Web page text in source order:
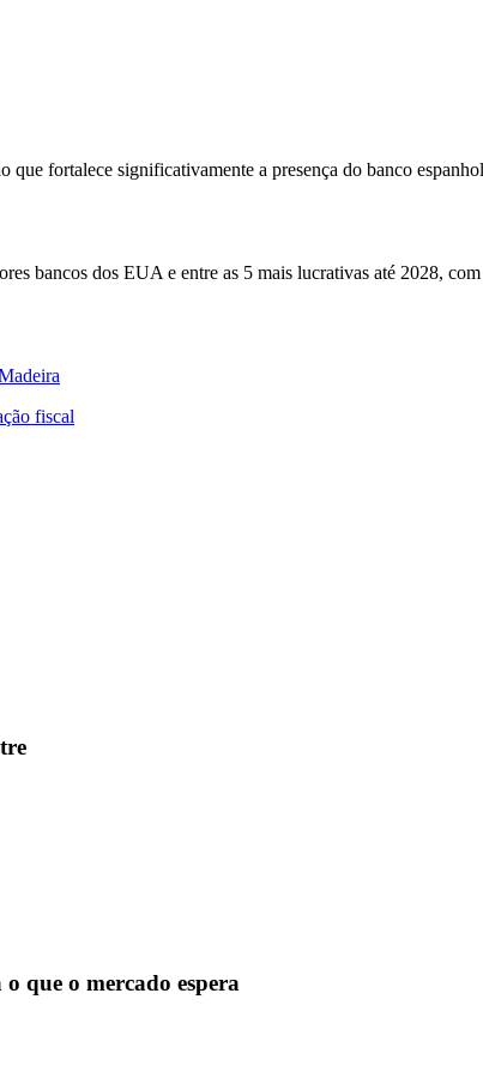
que fortalece significativamente a presença do banco
bancos dos EUA e entre as 5 mais lucrativas até 2028,
fiscal
que o mercado espera